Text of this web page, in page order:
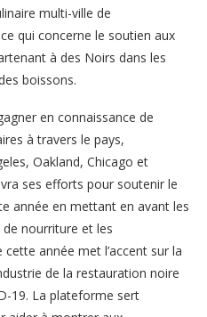
multi-ville de
qui concerne le soutien aux
à des Noirs dans les
boissons.
en connaissance de
à travers le pays,
Oakland, Chicago et
ses efforts pour soutenir le
année en mettant en avant les
nourriture et les
année met l’accent sur la
de la restauration noire
19. La plateforme sert